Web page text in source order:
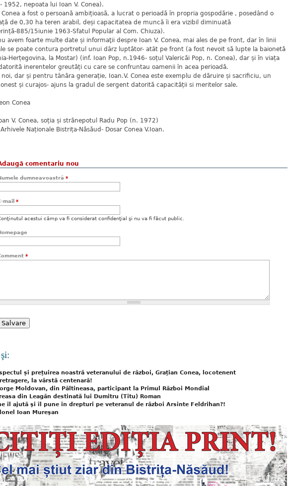
1952, nepoata lui Ioan V. Conea).
Conea a fost o persoană ambițioasă, a lucrat o perioadă în propria gospodărie , posedând o
de 0,30 ha teren arabil, deși capacitatea de muncă îi era vizibil diminuată
885/15iunie 1963-Sfatul Popular al Com. Chiuza).
avem foarte multe date și informaţii despre Ioan V. Conea, mai ales de pe front, dar în linii
se poate contura portretul unui dârz luptător- atât pe front (a fost nevoit să lupte la baionetă
Herțegovina, la Mostar) (inf. Ioan Pop, n.1946- soțul Valericăi Pop, n. Conea), dar și în viața
inerentelor greutăți cu care se confruntau oamenii în acea perioadă.
noi, dar și pentru tânăra generație, Ioan.V. Conea este exemplu de dăruire și sacrificiu, un
și curajos- ajuns la gradul de sergent datorită capacității si meritelor sale.
Conea
V. Conea, soția și strănepotul Radu Pop (n. 1972)
Naționale Bistrița-Năsăud- Dosar Conea V.Ioan.
comentariu nou
dumneavoastră *
mail *
acestui câmp va fi considerat confidenţial şi nu va fi făcut public.
*
și prețuirea noastră veteranului de război, Grațian Conea, locotenent
la vârstă centenară!
Moldovan, din Păltineasa, participant la Primul Război Mondial
din Leagăn destinată lui Dumitru (Titu) Roman
îl ajută şi îl pune în drepturi pe veteranul de război Arsinte Feldrihan?!
Ioan Mureşan